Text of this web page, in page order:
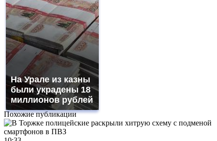
На Урале из казны
были украдены 18
миллионов рублей
Похожие публикации